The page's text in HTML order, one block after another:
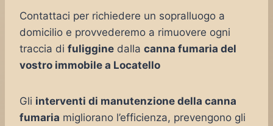
Contattaci per richiedere un sopralluogo a
domicilio e provvederemo a rimuovere ogni
traccia di fuliggine dalla canna fumaria del
vostro immobile a Locatello
Gli interventi di manutenzione della canna
fumaria migliorano l’efficienza, prevengono gli